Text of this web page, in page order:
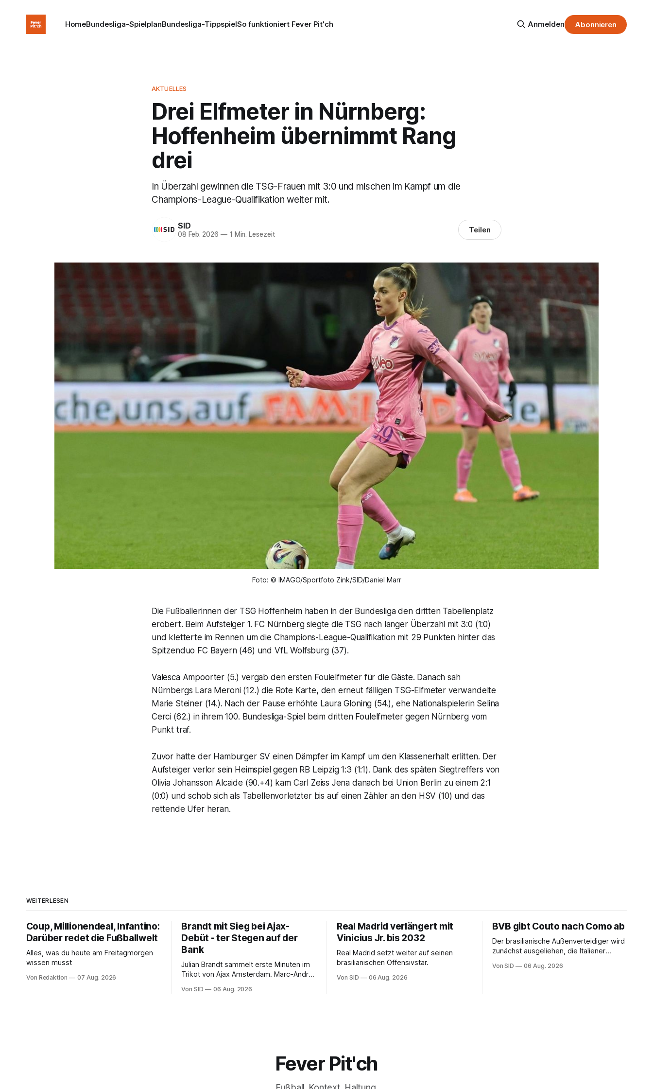
HomeBundesliga-SpielplanBundesliga-TippspielSo funktioniert Fever Pit'ch Anmelden Abonnieren
AKTUELLES
Drei Elfmeter in Nürnberg:
Hoffenheim übernimmt Rang
drei
In Überzahl gewinnen die TSG-Frauen mit 3:0 und mischen im Kampf um die
Champions-League-Qualifikation weiter mit.
SID
08 Feb. 2026 —1 Min. Lesezeit Teilen
Foto: © IMAGO/Sportfoto Zink/SID/Daniel Marr
Die Fußballerinnen der TSG Hoffenheim haben in der Bundesliga den dritten Tabellenplatz
erobert. Beim Aufsteiger 1. FC Nürnberg siegte die TSG nach langer Überzahl mit 3:0 (1:0)
und kletterte im Rennen um die Champions-League-Qualifikation mit 29 Punkten hinter das
Spitzenduo FC Bayern (46) und VfL Wolfsburg (37).
Valesca Ampoorter (5.) vergab den ersten Foulelfmeter für die Gäste. Danach sah
Nürnbergs Lara Meroni (12.) die Rote Karte, den erneut fälligen TSG-Elfmeter verwandelte
Marie Steiner (14.). Nach der Pause erhöhte Laura Gloning (54.), ehe Nationalspielerin Selina
Cerci (62.) in ihrem 100. Bundesliga-Spiel beim dritten Foulelfmeter gegen Nürnberg vom
Punkt traf.
Zuvor hatte der Hamburger SV einen Dämpfer im Kampf um den Klassenerhalt erlitten. Der
Aufsteiger verlor sein Heimspiel gegen RB Leipzig 1:3 (1:1). Dank des späten Siegtreffers von
Olivia Johansson Alcaide (90.+4) kam Carl Zeiss Jena danach bei Union Berlin zu einem 2:1
(0:0) und schob sich als Tabellenvorletzter bis auf einen Zähler an den HSV (10) und das
rettende Ufer heran.
WEITERLESEN
Coup, Millionendeal, Infantino:
Darüber redet die Fußballwelt
Alles, was du heute am Freitagmorgen
wissen musst
Von Redaktion 07 Aug. 2026
Brandt mit Sieg bei Ajax-
Debüt - ter Stegen auf der
Bank
Julian Brandt sammelt erste Minuten im
Trikot von Ajax Amsterdam. Marc-André
Von SID 06 Aug. 2026
Real Madrid verlängert mit
Vinicius Jr. bis 2032
Real Madrid setzt weiter auf seinen
brasilianischen Offensivstar.
Von SID 06 Aug. 2026
BVB gibt Couto nach Como ab
Der brasilianische Außenverteidiger wird
zunächst ausgeliehen, die Italiener
Von SID 06 Aug. 2026
Fever Pit'ch